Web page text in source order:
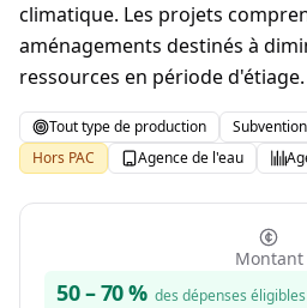
climatique. Les projets
aménagements destinés à
ressources en période d'étiage.
Tout type de production
Hors PAC
Agence de l'eau
Montant
50–70% des dépenses éligibles